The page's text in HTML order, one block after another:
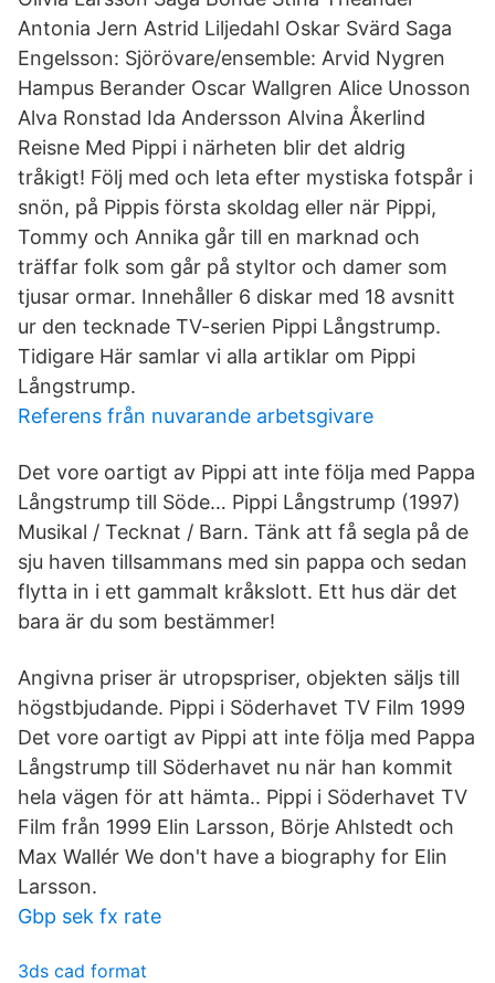
Antonia Jern Astrid Liljedahl Oskar Svärd Saga
Engelsson: Sjörövare/ensemble: Arvid Nygren
Hampus Berander Oscar Wallgren Alice Unosson
Alva Ronstad Ida Andersson Alvina Åkerlind
Reisne Med Pippi i närheten blir det aldrig
tråkigt! Följ med och leta efter mystiska fotspår i
snön, på Pippis första skoldag eller när Pippi,
Tommy och Annika går till en marknad och
träffar folk som går på styltor och damer som
tjusar ormar. Innehåller 6 diskar med 18 avsnitt
ur den tecknade TV-serien Pippi Långstrump.
Tidigare Här samlar vi alla artiklar om Pippi
Långstrump.
Referens från nuvarande arbetsgivare
Det vore oartigt av Pippi att inte följa med Pappa
Långstrump till Söde… Pippi Långstrump (1997)
Musikal / Tecknat / Barn. Tänk att få segla på de
sju haven tillsammans med sin pappa och sedan
flytta in i ett gammalt kråkslott. Ett hus där det
bara är du som bestämmer!
Angivna priser är utropspriser, objekten säljs till
högstbjudande. Pippi i Söderhavet TV Film 1999
Det vore oartigt av Pippi att inte följa med Pappa
Långstrump till Söderhavet nu när han kommit
hela vägen för att hämta.. Pippi i Söderhavet TV
Film från 1999 Elin Larsson, Börje Ahlstedt och
Max Wallér We don't have a biography for Elin
Larsson.
Gbp sek fx rate
3ds cad format